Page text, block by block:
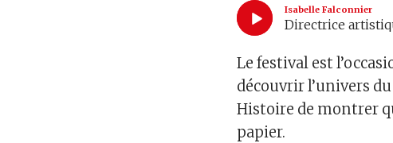
Isabelle Falconnier
Directrice
Le festival est
découvrir l’univers
Histoire de montrer
papier.